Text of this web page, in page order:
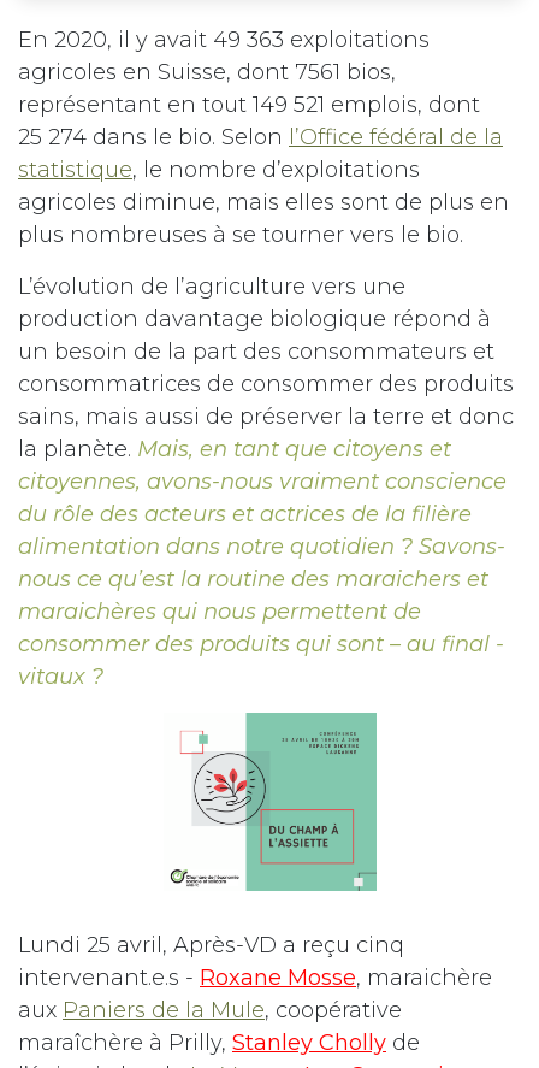
En 2020, il y avait 49 363 exploitations
agricoles en Suisse, dont 7561 bios,
représentant en tout 149 521 emplois, dont
25 274 dans le bio. Selon l’Office fédéral de la
statistique, le nombre d’exploitations
agricoles diminue, mais elles sont de plus en
plus nombreuses à se tourner vers le bio.
L’évolution de l’agriculture vers une
production davantage biologique répond à
un besoin de la part des consommateurs et
consommatrices de consommer des produits
sains, mais aussi de préserver la terre et donc
la planète. Mais, en tant que citoyens et
citoyennes, avons-nous vraiment conscience
du rôle des acteurs et actrices de la filière
alimentation dans notre quotidien ? Savons-
nous ce qu’est la routine des maraichers et
maraichères qui nous permettent de
consommer des produits qui sont – au final -
vitaux ?
Lundi 25 avril, Après-VD a reçu cinq
intervenant.e.s - Roxane Mosse, maraichère
aux Paniers de la Mule, coopérative
maraîchère à Prilly, Stanley Cholly de